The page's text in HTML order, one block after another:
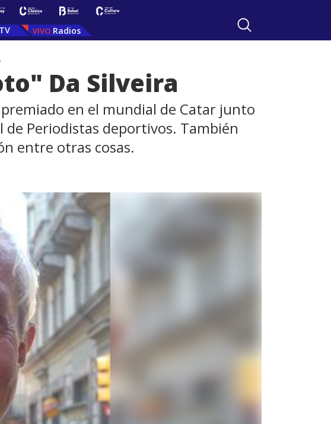
TV Radios
.
Da Silveira
en el mundial de Catar junto
Periodistas deportivos. También
entre otras cosas.